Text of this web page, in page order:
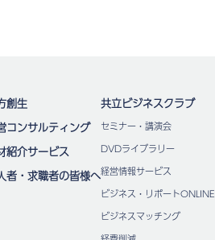
創生
コンサルティング
紹介サービス
者・求職者の皆様へ
共立ビジネスクラブ
セミナー・講演会
DVDライブラリー
経営情報サービス
ビジネス・リポートONLINE
ビジネスマッチング